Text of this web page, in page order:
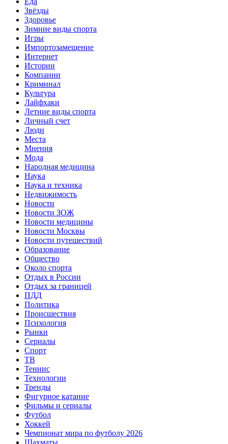
Звёзды
Здоровье
Зимние виды спорта
Игры
Импортозамещение
Интернет
Истории
Компании
Криминал
Культура
Лайфхаки
Летние виды спорта
Личный счет
Люди
Места
Мнения
Мода
Народная медицина
Наука
Наука и техника
Недвижимость
Новости
Новости ЗОЖ
Новости медицины
Новости Москвы
Новости путешествий
Образование
Общество
Около спорта
Отдых в России
Отдых за границей
ПДД
Политика
Происшествия
Психология
Рынки
Сериалы
Спорт
ТВ
Теннис
Технологии
Тренды
Фигурное катание
Фильмы и сериалы
Футбол
Хоккей
Чемпионат мира по футболу 2026
Шахматы